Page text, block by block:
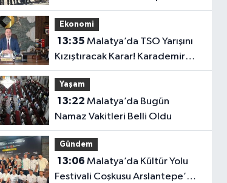
Yeniden Açtı!
Ekonomi
13:35
Kızıştıracak Karar! Karademir
Tarih Verdi
Yaşam
13:22
Namaz Vakitleri Belli Oldu
Gündem
13:06
Festivali Coşkusu Arslantepe’de